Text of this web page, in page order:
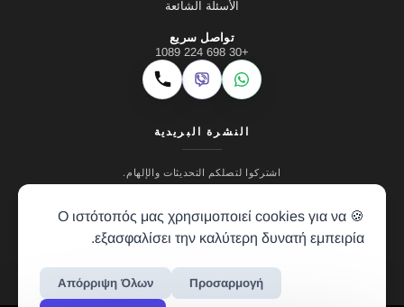
الأسئلة الشائعة
تواصل سريع
+30 698 224 1089
WhatsApp
Viber اتصال
النشرة البريدية
اشتركوا لتصلكم التحديثات والإلهام.
🍪 Ο ιστότοπός μας χρησιμοποιεί cookies για να
εξασφαλίσει την καλύτερη δυνατή εμπειρία.
Προσαρμογή
Απόρριψη Όλων